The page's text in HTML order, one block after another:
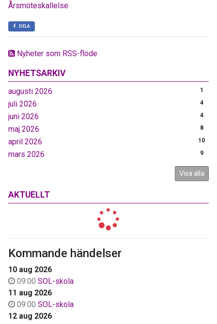
Nyheter som RSS-flöde
NYHETSARKIV
augusti 2026 1
juli 2026 4
juni 2026 4
maj 2026 8
april 2026 10
mars 2026 9
Visa alla
AKTUELLT
Kommande händelser
10 aug 2026
09:00 SOL-skola
11 aug 2026
09:00 SOL-skola
12 aug 2026
Årsmöteskallelse
DELA